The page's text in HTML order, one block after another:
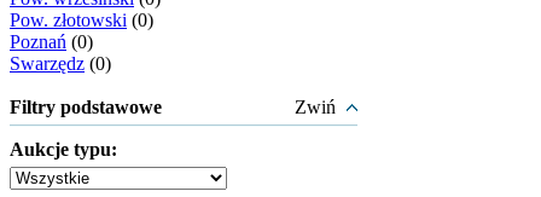
Pow. złotowski (0)
Poznań (0)
Swarzędz (0)
Filtry podstawowe Zwiń
Aukcje typu: